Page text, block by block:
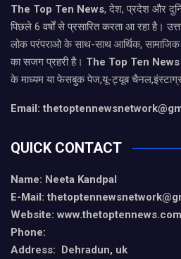
The Top Ten News, देश, प्रदेश और
पिछले 6 वर्षों से प्रसारित करता आ रहा है।
लोक परंपराओ के साथ-साथ आर्थिक, सामाजिक
का सजग प्रहरी है। The Top Ten News
के माध्यम या फेसबुक पेज,यू-ट्यूब
Email:
QUICK CONTACT
Name: Neeta Kandpal
E-Mail:
Website: www.thetoptennews.com
Phone:
Address: Dehradun, uk